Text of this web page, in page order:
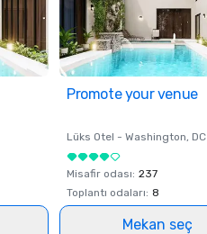
Promote your venue
Lüks Otel - Washington, DC
Misafir odası: 237
Toplantı odaları: 8
Mekan seç